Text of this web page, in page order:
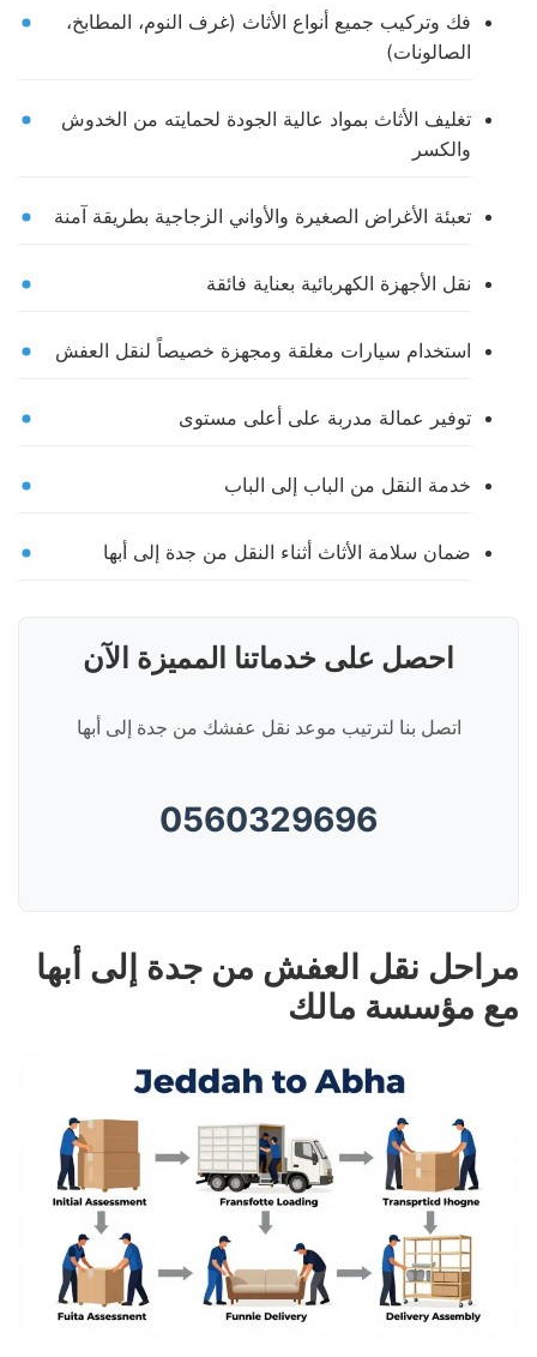
فك وتركيب جميع أنواع الأثاث (غرف النوم، المطابخ،
الصالونات)
تغليف الأثاث بمواد عالية الجودة لحمايته من الخدوش
والكسر
تعبئة الأغراض الصغيرة والأواني الزجاجية بطريقة آمنة
نقل الأجهزة الكهربائية بعناية فائقة
استخدام سيارات مغلقة ومجهزة خصيصاً لنقل العفش
توفير عمالة مدربة على أعلى مستوى
خدمة النقل من الباب إلى الباب
ضمان سلامة الأثاث أثناء النقل من جدة إلى أبها
احصل على خدماتنا المميزة الآن
اتصل بنا لترتيب موعد نقل عفشك من جدة إلى أبها
0560329696
مراحل نقل العفش من جدة إلى أبها
مع مؤسسة مالك